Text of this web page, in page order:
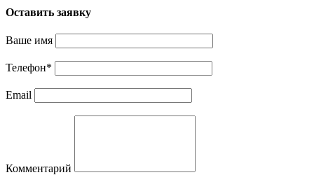
Оставить заявку
Ваше имя
Телефон*
Email
Комментарий